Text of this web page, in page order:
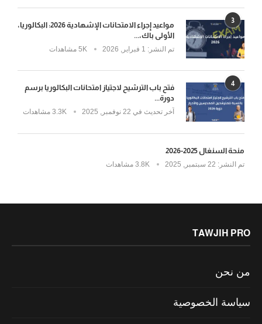
3
مواعيد إجراء الامتحانات الإشهادية 2026: البكالوريا،
الأولى باك،...
تم النشر: 5K مشاهدات
4
فتح باب الترشيح لاجتياز امتحانات البكالوريا برسم
دورة...
آخر تحديث في 3.3K مشاهدات
منحة السنغال 2025-2026
تم النشر: 3.8K مشاهدات
TAWJIH PRO
من نحن
سياسة الخصوصية